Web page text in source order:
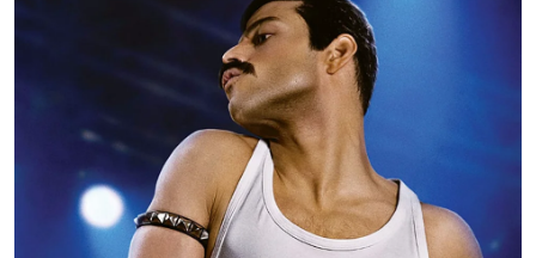
keluarga dan menanggung keluarga masing-
masing selain hukuman berat akan memberi
kesan kepada ahli keluarga terutama anak-
anak mereka.
Bagaimanapun, Timbalan Pendakwa Raya
Ahmad Hafizudin Manjur Ahmad memohon
hukuman berat dan setimpal dikenakan